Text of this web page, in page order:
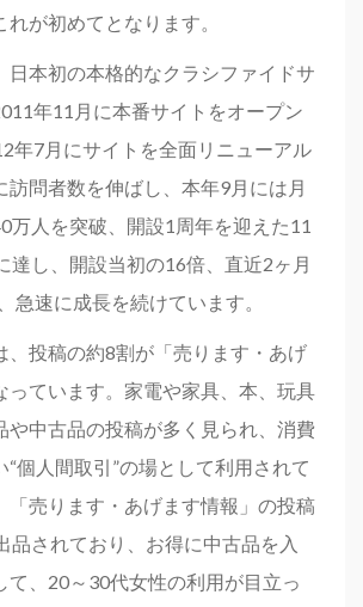
が初めてとなります。
日本初の本格的なクラシファイドサ
年11月に本番サイトをオープン
年7月にサイトを全面リニューアル
訪問者数を伸ばし、本年9月には月
万人を突破、開設1周年を迎えた11
達し、開設当初の16倍、直近2ヶ月
急速に成長を続けています。
、投稿の約8割が「売ります・あげ
っています。家電や家具、本、玩具
や中古品の投稿が多く見られ、消費
“個人間取引”の場として利用されて
「売ります・あげます情報」の投稿
品されており、お得に中古品を入
て、20～30代女性の利用が目立っ